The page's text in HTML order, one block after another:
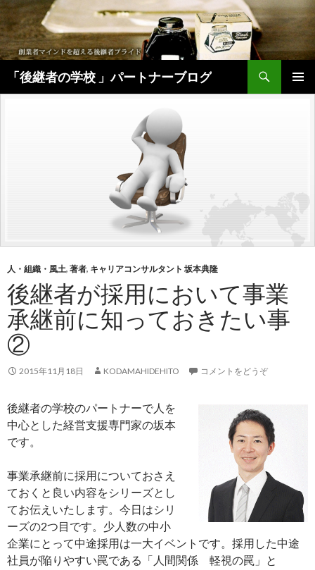
「後継者の学校 」パートナーブログ
検
人・組織・風土, 著者, キャリアコンサルタント 坂本典隆
後継者が採用において事業
承継前に知っておきたい事
②
2015年11月18日 KODAMAHIDEHITO コメントをどうぞ
後継者の学校のパートナーで人を
中心とした経営支援専門家の坂本
です。
事業承継前に採用についておさえ
ておくと良い内容をシリーズとし
てお伝えいたします。今日はシリ
ーズの2つ目です。少人数の中小
企業にとって中途採用は一大イベントです。採用した中途
社員が陥りやすい罠である「人間関係 軽視の罠」と